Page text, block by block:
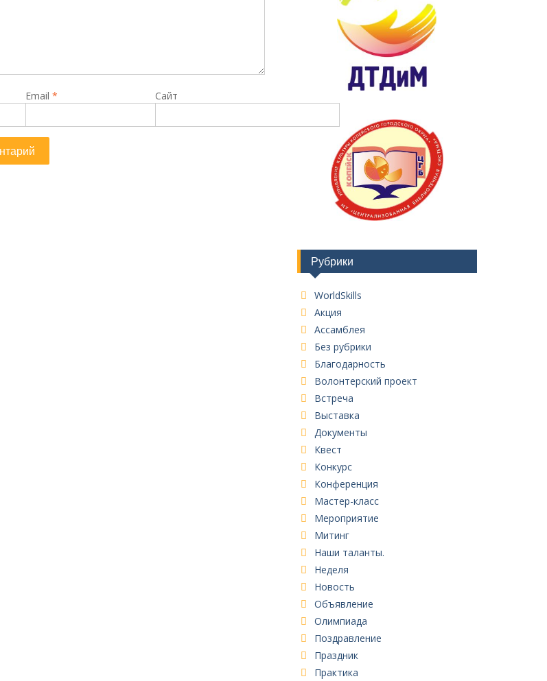
Email * Сайт
Рубрики
WorldSkills
Акция
Ассамблея
Без рубрики
Благодарность
Волонтерский проект
Встреча
Выставка
Документы
Квест
Конкурс
Конференция
Мастер-класс
Мероприятие
Митинг
Наши таланты.
Неделя
Новость
Объявление
Олимпиада
Поздравление
Праздник
Практика